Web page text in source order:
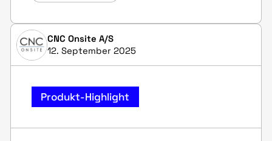
CNC Onsite A/S
12. September 2025
Produkt-Highlight